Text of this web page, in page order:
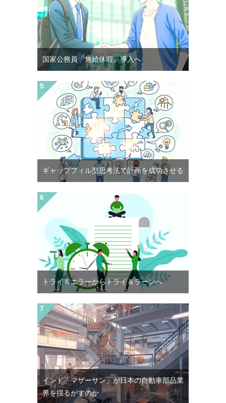
国家公務員「無給休暇」導入へ
ギャップフィル型思考法で計画を成功させる
トライ＆エラーからトライ＆ラーンへ
インド「マザーサン」が日本の自動車部品業
界を揺るがすのか